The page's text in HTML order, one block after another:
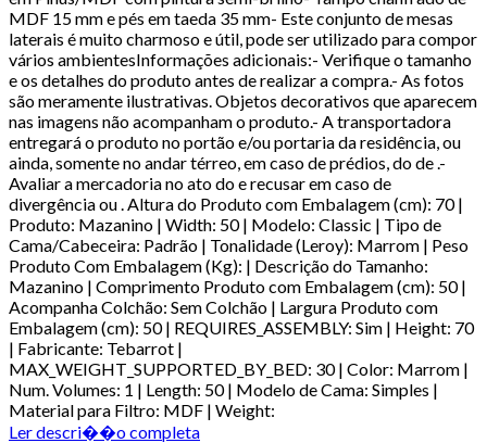
MDF 15 mm e pés em taeda 35 mm- Este conjunto de mesas
laterais é muito charmoso e útil, pode ser utilizado para compor
vários ambientesInformações adicionais:- Verifique o tamanho
e os detalhes do produto antes de realizar a compra.- As fotos
são meramente ilustrativas. Objetos decorativos que aparecem
nas imagens não acompanham o produto.- A transportadora
entregará o produto no portão e/ou portaria da residência, ou
ainda, somente no andar térreo, em caso de prédios, do de .-
Avaliar a mercadoria no ato do e recusar em caso de
divergência ou . Altura do Produto com Embalagem (cm): 70 |
Produto: Mazanino | Width: 50 | Modelo: Classic | Tipo de
Cama/Cabeceira: Padrão | Tonalidade (Leroy): Marrom | Peso
Produto Com Embalagem (Kg): | Descrição do Tamanho:
Mazanino | Comprimento Produto com Embalagem (cm): 50 |
Acompanha Colchão: Sem Colchão | Largura Produto com
Embalagem (cm): 50 | REQUIRES_ASSEMBLY: Sim | Height: 70
| Fabricante: Tebarrot |
MAX_WEIGHT_SUPPORTED_BY_BED: 30 | Color: Marrom |
Num. Volumes: 1 | Length: 50 | Modelo de Cama: Simples |
Material para Filtro: MDF | Weight:
Ler descri��o completa